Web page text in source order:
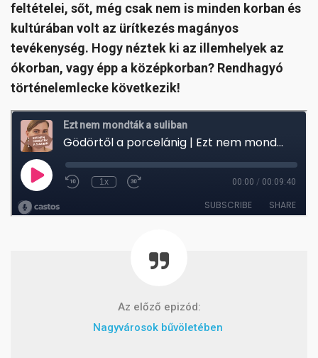
feltételei, sőt, még csak nem is minden korban és
kultúrában volt az ürítkezés magányos
tevékenység. Hogy néztek ki az illemhelyek az
ókorban, vagy épp a középkorban? Rendhagyó
történelemlecke következik!
Az előző epizód:
Nagyvárosok bűvöletében